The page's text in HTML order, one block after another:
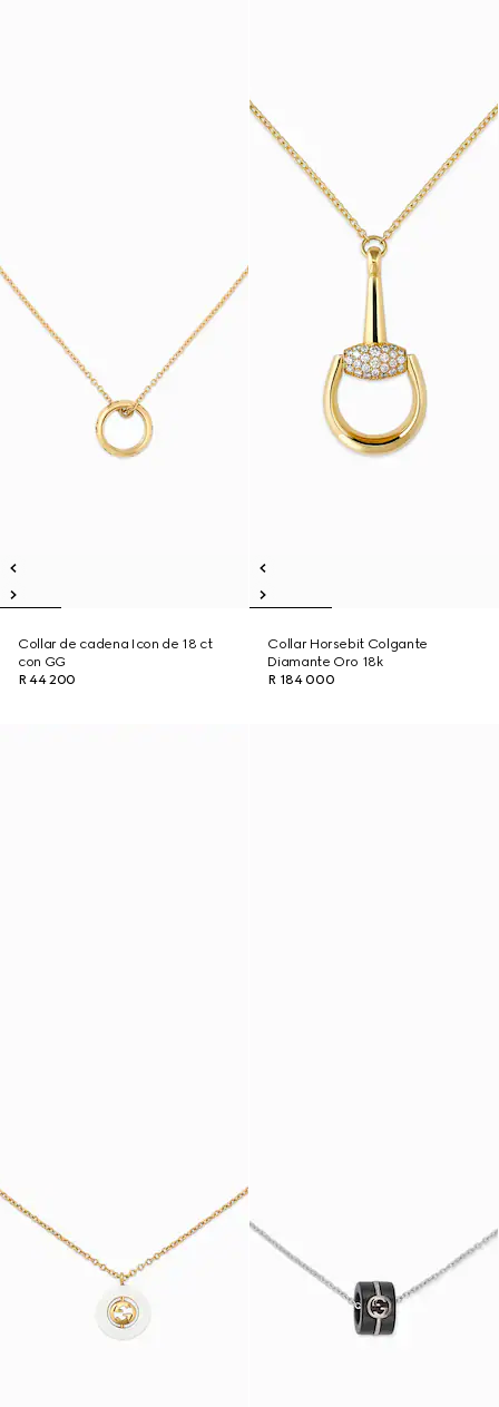
Collar de cadena Icon de 18 ct
con GG
R 44 200
Collar Horsebit Colgante
Diamante Oro 18k
R 184 000